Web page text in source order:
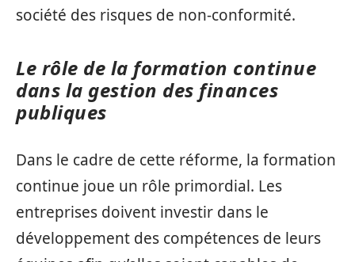
société des risques de non-conformité.
Le rôle de la formation continue
dans la gestion des finances
publiques
Dans le cadre de cette réforme, la formation
continue joue un rôle primordial. Les
entreprises doivent investir dans le
développement des compétences de leurs